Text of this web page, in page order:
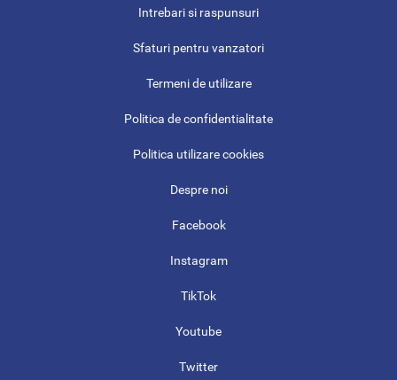
Intrebari si raspunsuri
Sfaturi pentru vanzatori
Termeni de utilizare
Politica de confidentialitate
Politica utilizare cookies
Despre noi
Facebook
Instagram
TikTok
Youtube
Twitter